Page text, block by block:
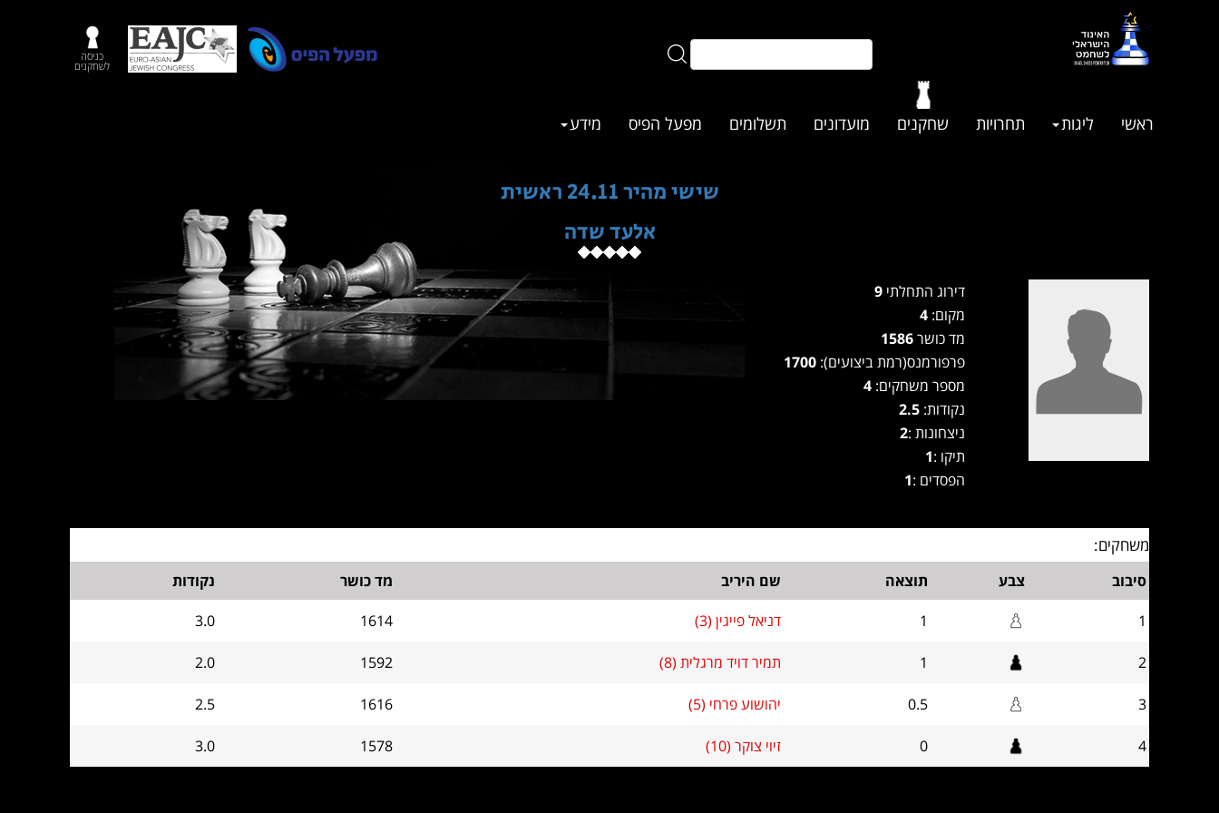
כניסה
לשחקנים
ראשי ליגות תחרויות שחקנים מועדונים תשלומים מפעל הפיס מידע
שישי מהיר 24.11 ראשית
אלעד שדה
דירוג התחלתי 9
מקום: 4
מד כושר1586
פרפורמנס(רמת ביצועים): 1700
מספר משחקים: 4
נקודות:2.5
ניצחונות :2
תיקו :1
הפסדים :1
משחקים:
סיבוב צבע תוצאה שם היריב מד כושר
נקודות
1
1 דניאל פייגין (3) 1614
3.0
2
1 תמיר דויד מרגלית (8) 1592
2.0
3
0.5 יהושוע פרחי (5) 1616
2.5
4
0 זיוי צוקר (10) 1578
3.0